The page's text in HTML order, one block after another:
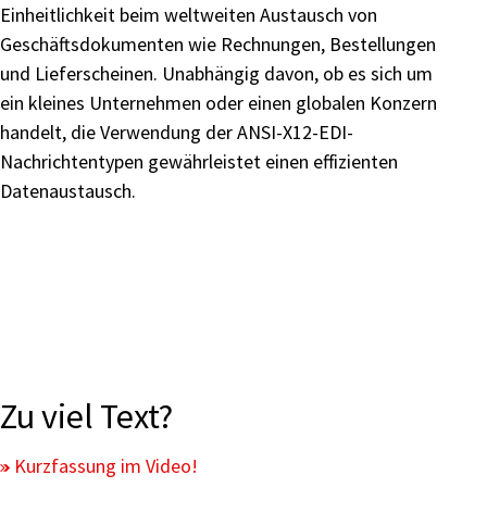
Einheitlichkeit beim weltweiten Austausch von
Geschäftsdokumenten wie Rechnungen, Bestellungen
und Lieferscheinen. Unabhängig davon, ob es sich um
ein kleines Unternehmen oder einen globalen Konzern
handelt, die Verwendung der ANSI-X12-EDI-
Nachrichtentypen gewährleistet einen effizienten
Datenaustausch.
Zu viel Text?
Kurzfassung im Video!